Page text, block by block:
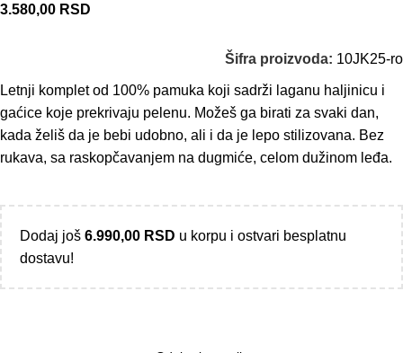
3.580,00 RSD
Šifra proizvoda: 10JK25-ro
Letnji komplet od 100% pamuka koji sadrži laganu haljinicu i
gaćice koje prekrivaju pelenu. Možeš ga birati za svaki dan,
kada želiš da je bebi udobno, ali i da je lepo stilizovana. Bez
rukava, sa raskopčavanjem na dugmiće, celom dužinom leđa.
Dodaj još 6.990,00 RSD u korpu i ostvari besplatnu
dostavu!